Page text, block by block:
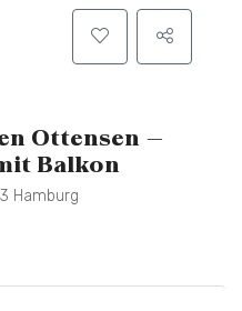
Ottensen –
Balkon
Hamburg